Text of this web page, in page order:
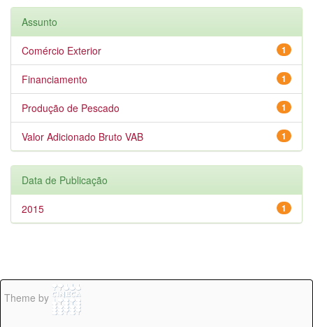
Assunto
1
Comércio Exterior
1
Financiamento
1
Produção de Pescado
1
Valor Adicionado Bruto VAB
Data de Publicação
1
2015
Theme by